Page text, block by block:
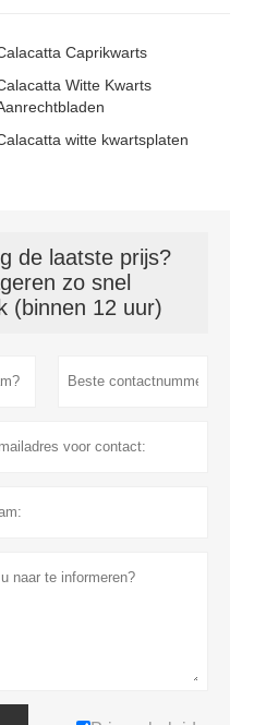
Caprikwarts
Witte Kwarts
witte kwartsplaten
de laatste prijs?
zo snel
(binnen 12 uur)